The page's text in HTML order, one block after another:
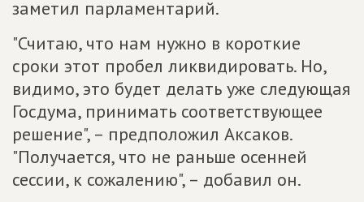
заметил парламентарий.
"Считаю, что нам нужно в короткие
сроки этот пробел ликвидировать. Но,
видимо, это будет делать уже следующая
Госдума, принимать соответствующее
решение", – предположил Аксаков.
"Получается, что не раньше осенней
сессии, к сожалению", – добавил он.